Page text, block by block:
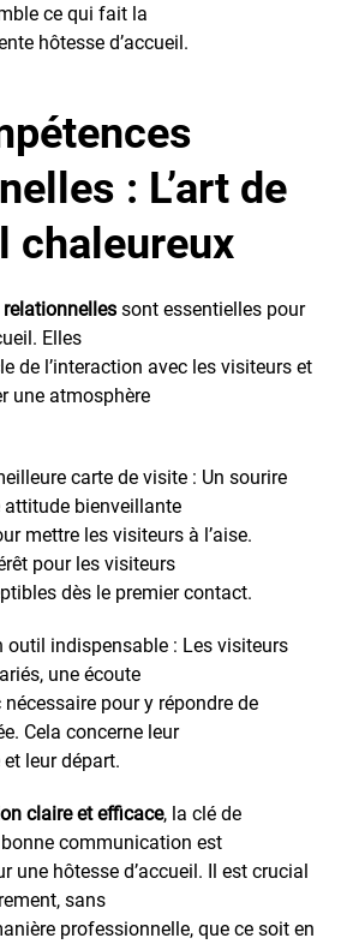
ce qui fait la
hôtesse d’accueil.
: L’art de
chaleureux
sont essentielles pour
Elles
de l’interaction avec les visiteurs et
une atmosphère
carte de visite : Un sourire
attitude bienveillante
mettre les visiteurs à l’aise.
pour les visiteurs
dès le premier contact.
outil indispensable : Les visiteurs
une écoute
pour y répondre de
Cela concerne leur
leur départ.
claire et efficace, la clé de
bonne communication est
une hôtesse d’accueil. Il est crucial
sans
professionnelle, que ce soit en